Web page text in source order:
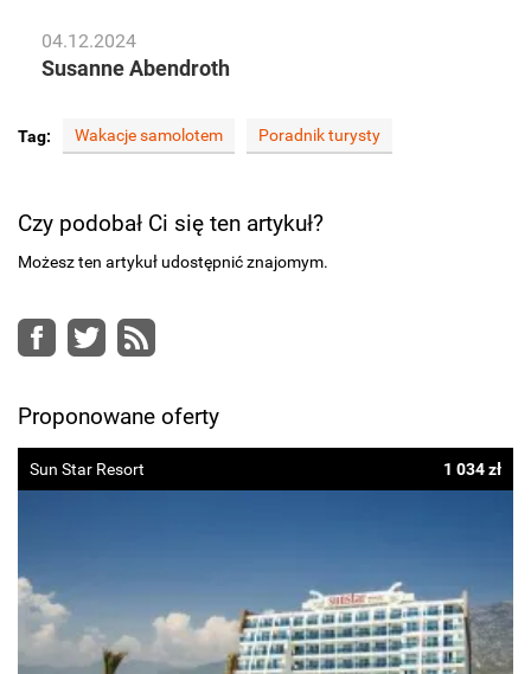
04.12.2024
Susanne Abendroth
Tag: Wakacje samolotem Poradnik turysty
Czy podobał Ci się ten artykuł?
Możesz ten artykuł udostępnić znajomym.
Facebook
Twitter
RSS
Proponowane oferty
Sun Star Resort 1 034 zł